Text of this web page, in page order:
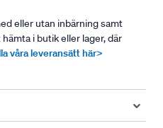
eller utan inbärning samt
i butik eller lager, där
våra leveransätt här>